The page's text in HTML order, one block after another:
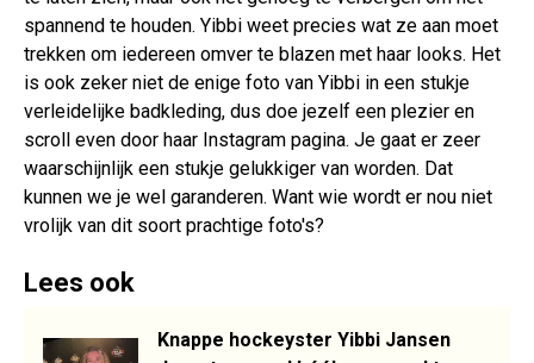
spannend te houden. Yibbi weet precies wat ze aan moet
trekken om iedereen omver te blazen met haar looks. Het
is ook zeker niet de enige foto van Yibbi in een stukje
verleidelijke badkleding, dus doe jezelf een plezier en
scroll even door haar Instagram pagina. Je gaat er zeer
waarschijnlijk een stukje gelukkiger van worden. Dat
kunnen we je wel garanderen. Want wie wordt er nou niet
vrolijk van dit soort prachtige foto's?
Lees ook
Knappe hockeyster Yibbi Jansen